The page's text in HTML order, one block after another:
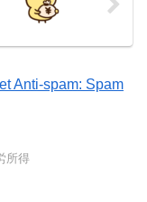
Anti-spam: Spam
所得